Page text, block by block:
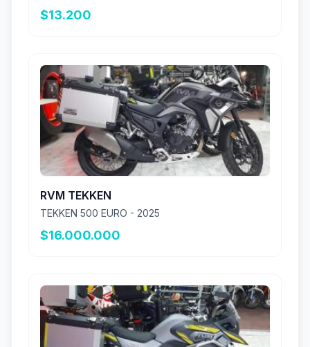
$13.200
RVM TEKKEN
TEKKEN 500 EURO - 2025
$16.000.000